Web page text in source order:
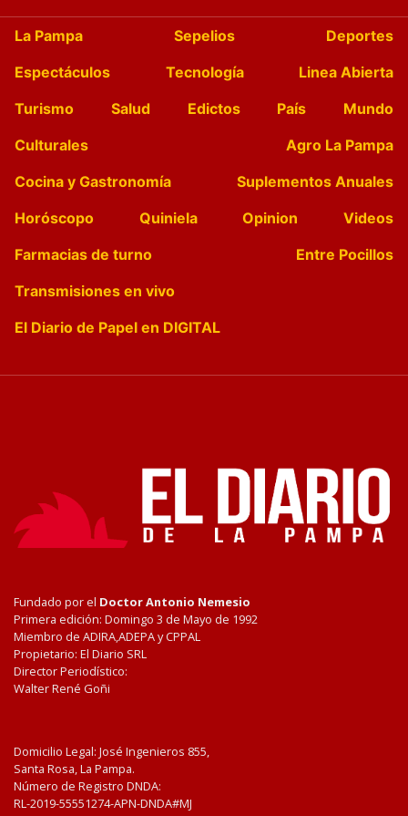
La Pampa Sepelios
Deportes
Espectáculos
Tecnología
Linea Abierta
Turismo
Salud Edictos País
Mundo
Culturales
Agro La Pampa
Cocina y Gastronomía
Suplementos Anuales
Horóscopo
Quiniela Opinion
Videos
Farmacias de turno
Entre Pocillos
Transmisiones en vivo
El Diario de Papel en DIGITAL
Fundado por el Doctor Antonio Nemesio
Primera edición: Domingo 3 de Mayo de 1992
Miembro de ADIRA,ADEPA y CPPAL
Propietario: El Diario SRL
Director Periodístico:
Walter René Goñi
Domicilio Legal: José Ingenieros 855,
Santa Rosa, La Pampa.
Número de Registro DNDA:
RL-2019-55551274-APN-DNDA#MJ